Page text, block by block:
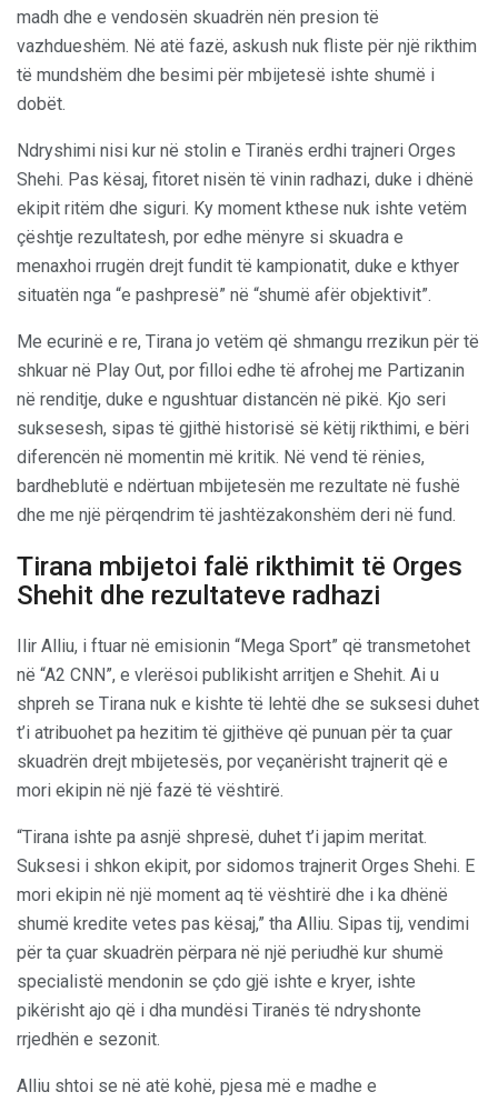
madh dhe e vendosën skuadrën nën presion të
vazhdueshëm. Në atë fazë, askush nuk fliste për një rikthim
të mundshëm dhe besimi për mbijetesë ishte shumë i
dobët.
Ndryshimi nisi kur në stolin e Tiranës erdhi trajneri Orges
Shehi. Pas kësaj, fitoret nisën të vinin radhazi, duke i dhënë
ekipit ritëm dhe siguri. Ky moment kthese nuk ishte vetëm
çështje rezultatesh, por edhe mënyre si skuadra e
menaxhoi rrugën drejt fundit të kampionatit, duke e kthyer
situatën nga “e pashpresë” në “shumë afër objektivit”.
Me ecurinë e re, Tirana jo vetëm që shmangu rrezikun për të
shkuar në Play Out, por filloi edhe të afrohej me Partizanin
në renditje, duke e ngushtuar distancën në pikë. Kjo seri
suksesesh, sipas të gjithë historisë së këtij rikthimi, e bëri
diferencën në momentin më kritik. Në vend të rënies,
bardheblutë e ndërtuan mbijetesën me rezultate në fushë
dhe me një përqendrim të jashtëzakonshëm deri në fund.
Tirana mbijetoi falë rikthimit të Orges
Shehit dhe rezultateve radhazi
Ilir Alliu, i ftuar në emisionin “Mega Sport” që transmetohet
në “A2 CNN”, e vlerësoi publikisht arritjen e Shehit. Ai u
shpreh se Tirana nuk e kishte të lehtë dhe se suksesi duhet
t’i atribuohet pa hezitim të gjithëve që punuan për ta çuar
skuadrën drejt mbijetesës, por veçanërisht trajnerit që e
mori ekipin në një fazë të vështirë.
“Tirana ishte pa asnjë shpresë, duhet t’i japim meritat.
Suksesi i shkon ekipit, por sidomos trajnerit Orges Shehi. E
mori ekipin në një moment aq të vështirë dhe i ka dhënë
shumë kredite vetes pas kësaj,” tha Alliu. Sipas tij, vendimi
për ta çuar skuadrën përpara në një periudhë kur shumë
specialistë mendonin se çdo gjë ishte e kryer, ishte
pikërisht ajo që i dha mundësi Tiranës të ndryshonte
rrjedhën e sezonit.
Alliu shtoi se në atë kohë, pjesa më e madhe e